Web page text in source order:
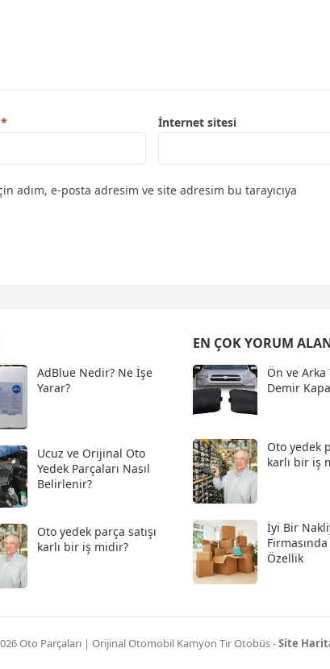
* İnternet sitesi
adım, e-posta adresim ve site adresim bu tarayıcıya
AdBlue Nedir? Ne İşe
Yarar?
Ucuz ve Orijinal Oto
Yedek Parçaları Nasıl
Belirlenir?
Oto yedek parça satışı
karlı bir iş midir?
EN ÇOK YORUM
Ön ve Arka
Demir
Oto yedek
karlı bir iş
İyi Bir
Özellik
Oto Parçaları | Orijinal Otomobil Kamyon Tır Otobüs-Site